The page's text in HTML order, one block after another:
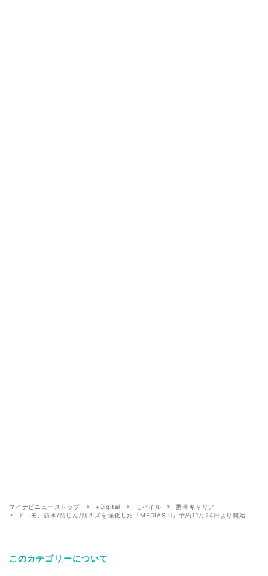
マイナビニューストップ +Digital モバイル
携帯キャリア
ドコモ、防水/防じん/防キズを強化した「MEDIAS U」予約11月24日より開始
このカテゴリーについて